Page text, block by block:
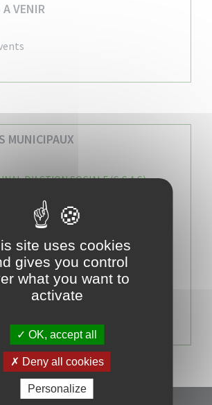
A VENIR
MUNICIPAUX
D’ACTION SOCIALE (C.C.A.S)
TECHNIQUES
ET MOYENS
URBAIN DURABL
site uses cookies
gives you control
what you want to
activate
OK, accept all
Deny all cookies
Personalize